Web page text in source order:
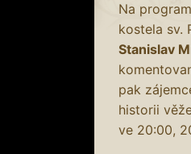
Na
kostela sv.
Stanislav
pak
historii
ve 20:00,